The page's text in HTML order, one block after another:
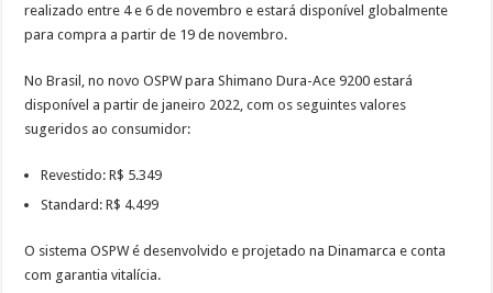
realizado entre 4 e 6 de novembro e estará disponível globalmente
para compra a partir de 19 de novembro.
No Brasil, no novo OSPW para Shimano Dura-Ace 9200 estará
disponível a partir de janeiro 2022, com os seguintes valores
sugeridos ao consumidor:
Revestido: R$ 5.349
Standard: R$ 4.499
O sistema OSPW é desenvolvido e projetado na Dinamarca e conta
com garantia vitalícia.